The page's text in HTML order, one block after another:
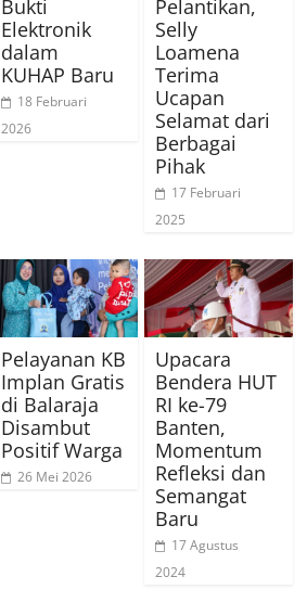
Bukti
Elektronik
dalam
KUHAP Baru
18 Februari
2026
Pelantikan,
Selly
Loamena
Terima
Ucapan
Selamat dari
Berbagai
Pihak
17 Februari
2025
Pelayanan KB
Implan Gratis
di Balaraja
Disambut
Positif Warga
26 Mei 2026
Upacara
Bendera HUT
RI ke-79
Banten,
Momentum
Refleksi dan
Semangat
Baru
17 Agustus
2024